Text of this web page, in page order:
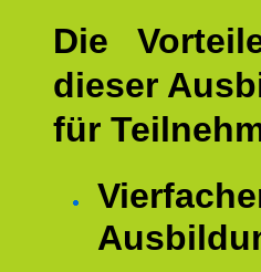
Die
dieser
für